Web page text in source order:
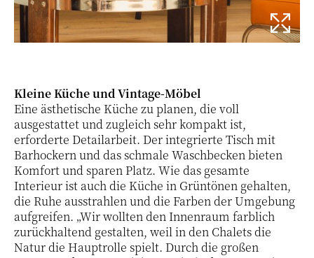
Kleine Küche und Vintage-Möbel
Eine ästhetische Küche zu planen, die voll
ausgestattet und zugleich sehr kompakt ist,
erforderte Detailarbeit. Der integrierte Tisch mit
Barhockern und das schmale Waschbecken bieten
Komfort und sparen Platz. Wie das gesamte
Interieur ist auch die Küche in Grüntönen gehalten,
die Ruhe ausstrahlen und die Farben der Umgebung
aufgreifen. „Wir wollten den Innenraum farblich
zurückhaltend gestalten, weil in den Chalets die
Natur die Hauptrolle spielt. Durch die großen